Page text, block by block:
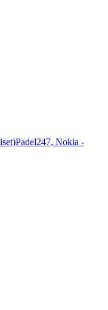
Nokia -